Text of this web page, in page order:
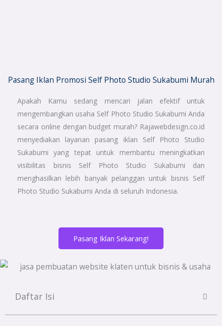
Pasang Iklan Promosi Self Photo Studio Sukabumi Murah
Apakah Kamu sedang mencari jalan efektif untuk
mengembangkan usaha Self Photo Studio Sukabumi Anda
secara online dengan budget murah? Rajawebdesign.co.id
menyediakan layanan pasang iklan Self Photo Studio
Sukabumi yang tepat untuk membantu meningkatkan
visibilitas bisnis Self Photo Studio Sukabumi dan
menghasilkan lebih banyak pelanggan untuk bisnis Self
Photo Studio Sukabumi Anda di seluruh Indonesia.
Pasang Iklan Sekarang!
Daftar Isi